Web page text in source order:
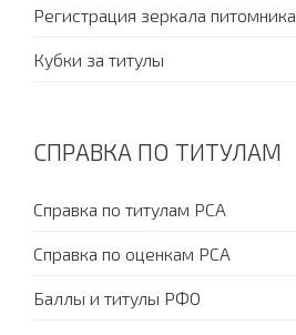
Регистрация зеркала питомника
Кубки за титулы
СПРАВКА ПО ТИТУЛАМ
Справка по титулам PCA
Справка по оценкам PCA
Баллы и титулы РФО